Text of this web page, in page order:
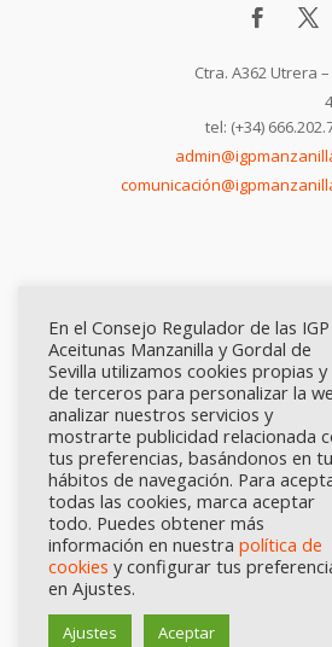
Ctra. A362 Utrera
tel: (+34)
Calidad certificada por Origen.
En el Consejo Regulador de las IGP
Aceitunas Manzanilla y Gordal de
Sevilla utilizamos cookies propias y
de terceros para personalizar la
analizar nuestros servicios y
mostrarte publicidad relacionada
tus preferencias, basándonos en
hábitos de navegación. Para
todas las cookies, marca aceptar
todo. Puedes obtener más
información en nuestra política de
cookies y configurar tus
en Ajustes.
Ajustes Aceptar